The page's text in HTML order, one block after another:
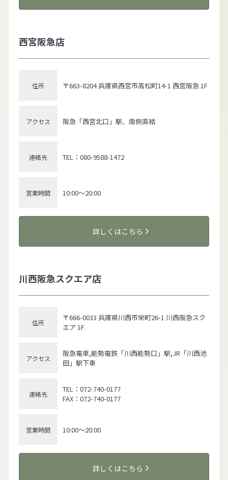
西宮阪急店
住所 〒663-8204 兵庫県西宮市高松町14-1 西宮阪急 1F
アクセス 阪急「西宮北口」駅、南側直結
連絡先 TEL：080-9588-1472
営業時間 10:00～20:00
詳しくはこちら
川西阪急スクエア店
住所
〒666-0033 兵庫県川西市栄町26-1 川西阪急スク
エア 1F
アクセス
阪急電車,能勢電鉄「川西能勢口」駅,JR「川西池
田」駅下車
連絡先
TEL：072-740-0177
FAX：072-740-0177
営業時間 10:00～20:00
詳しくはこちら